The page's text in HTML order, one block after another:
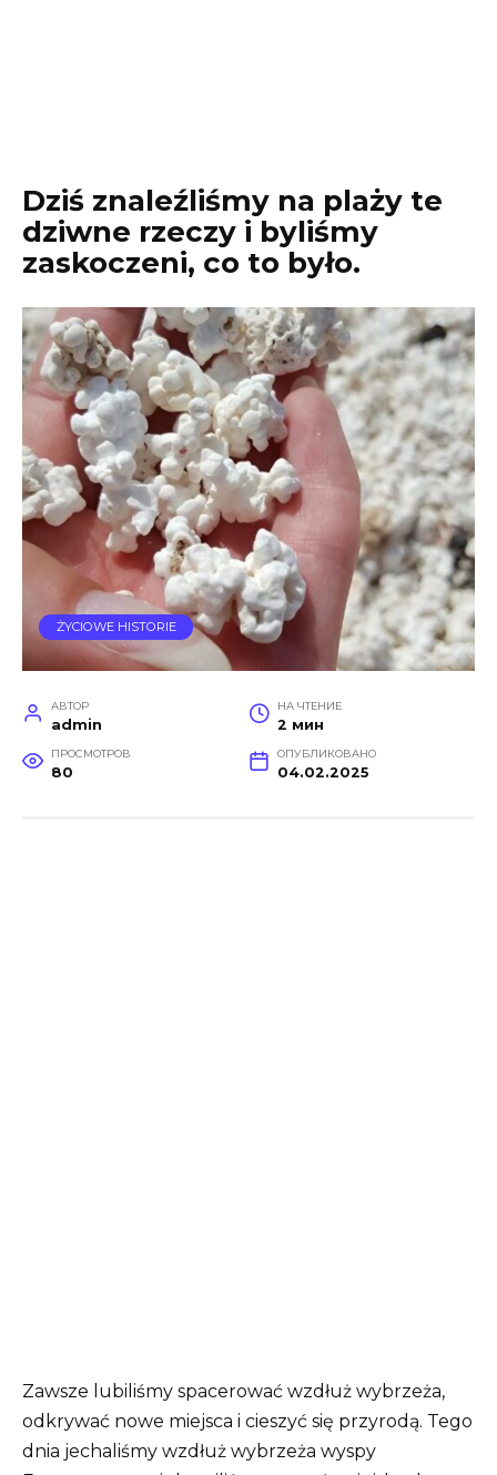
Dziś znaleźliśmy na plaży te
dziwne rzeczy i byliśmy
zaskoczeni, co to było.
ŻYCIOWE HISTORIE
АВТОР
admin
НА ЧТЕНИЕ
2 мин
ПРОСМОТРОВ
80
ОПУБЛИКОВАНО
04.02.2025
Zawsze lubiliśmy spacerować wzdłuż wybrzeża,
odkrywać nowe miejsca i cieszyć się przyrodą. Tego
dnia jechaliśmy wzdłuż wybrzeża wyspy